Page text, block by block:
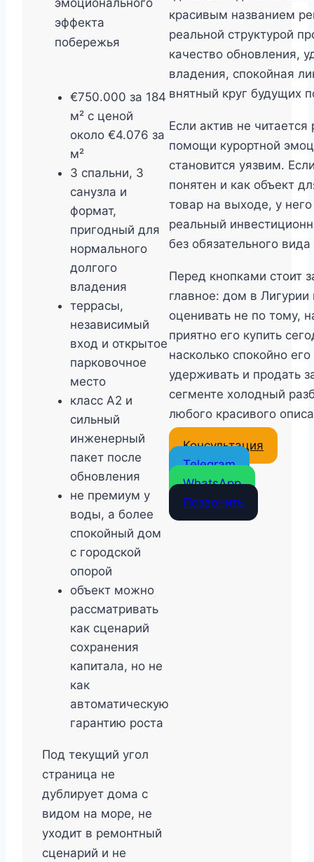
эффекта
побережья
€750.000 за 184
м² с ценой
около €4.076 за
м²
3 спальни, 3
санузла и
формат,
пригодный для
нормального
долгого
владения
террасы,
независимый
вход и открытое
парковочное
место
класс A2 и
сильный
инженерный
пакет после
обновления
не премиум у
воды, а более
спокойный дом
с городской
опорой
объект можно
рассматривать
как сценарий
сохранения
капитала, но не
как
автоматическую
гарантию роста
Под текущий угол
страница не
дублирует дома с
видом на море, не
уходит в ремонтный
сценарий и не
красивым названием
реальной структурой
качество обновления,
владения, спокойная
внятный круг будущих
Если актив не
помощи курортной
становится уязвим.
понятен и как объект
товар на выходе, у
реальный
без обязательного
Перед кнопками стоит
главное: дом в Лигурии
оценивать не по тому,
приятно его купить
насколько спокойно
удерживать и продать
сегменте холодный
любого красивого
Консультация
Telegram
WhatsApp
Позвонить